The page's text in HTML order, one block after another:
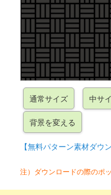
【無料パターン素材ダウ
注）ダウンロードの際のポ